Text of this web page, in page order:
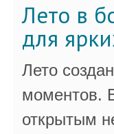
Лето в
для
Лето
моментов.
открытым